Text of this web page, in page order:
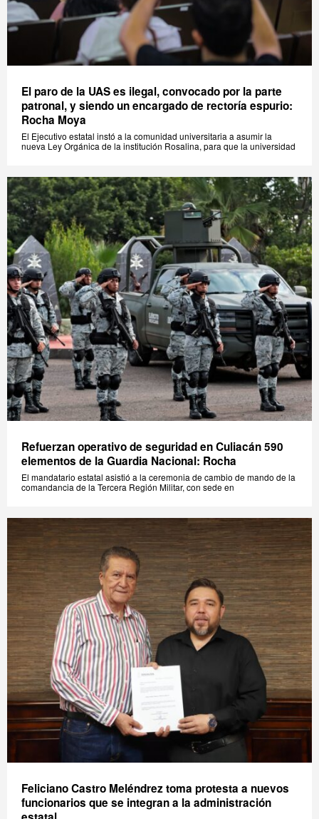
El paro de la UAS es ilegal, convocado por la parte
patronal, y siendo un encargado de rectoría espurio:
Rocha Moya
El Ejecutivo estatal instó a la comunidad universitaria a asumir la
nueva Ley Orgánica de la institución Rosalina, para que la universidad
Refuerzan operativo de seguridad en Culiacán 590
elementos de la Guardia Nacional: Rocha
El mandatario estatal asistió a la ceremonia de cambio de mando de la
comandancia de la Tercera Región Militar, con sede en
Feliciano Castro Meléndrez toma protesta a nuevos
funcionarios que se integran a la administración